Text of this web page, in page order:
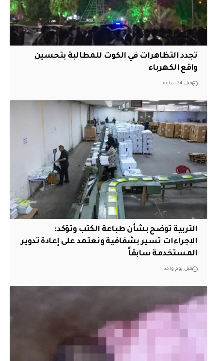
تجدد التظاهرات في الكوت للمطالبة بتحسين
واقع الكهرباء
قبل 24 ساعة
التربية توضح بشأن طباعة الكتب وتؤكد:
الإجراءات تسير بشفافية ونعتمد على إعادة تدوير
المستخدمة سابقاً
قبل يوم واحد